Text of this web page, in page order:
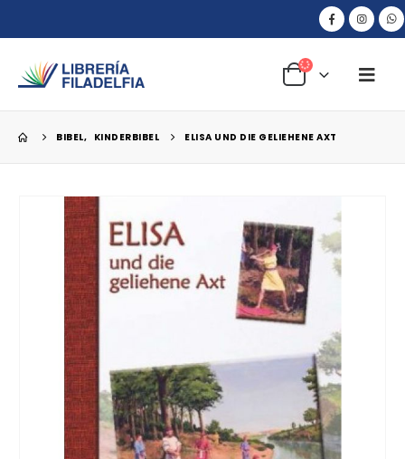
BIBEL, KINDERBIBEL ELISA UND DIE GELIEHENE AXT